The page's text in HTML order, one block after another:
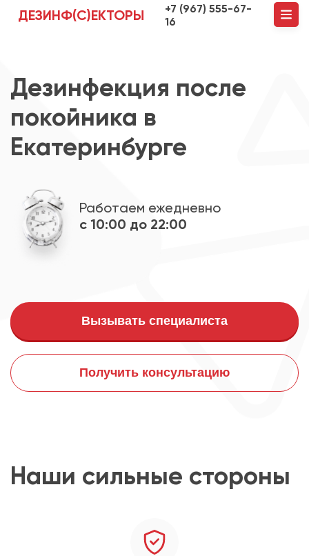
ДЕЗИНФ(С)ЕКТОРЫ
+7 (967) 555-67-
16
Дезинфекция после
покойника в
Екатеринбурге
Работаем ежедневно
с 10:00 до 22:00
Вызывать специалиста
Получить консультацию
Наши сильные стороны